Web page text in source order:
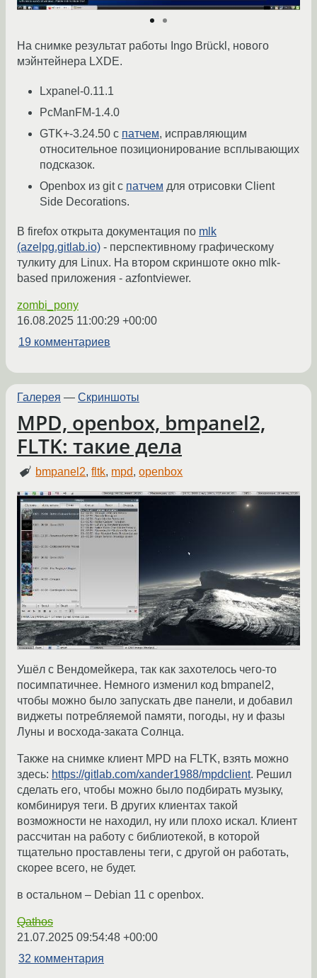
На снимке результат работы Ingo Brückl, нового
мэйнтейнера LXDE.
Lxpanel-0.11.1
PcManFM-1.4.0
GTK+-3.24.50 с патчем, исправляющим
относительное позиционирование всплывающих
подсказок.
Openbox из git с патчем для отрисовки Client
Side Decorations.
В firefox открыта документация по mlk
(azelpg.gitlab.io) - перспективному графическому
тулкиту для Linux. На втором скриншоте окно mlk-
based приложения - azfontviewer.
zombi_pony
16.08.2025 11:00:29 +00:00
19 комментариев
Галерея — Скриншоты
MPD, openbox, bmpanel2,
FLTK: такие дела
bmpanel2,fltk, mpd,openbox
Ушёл с Вендомейкера, так как захотелось чего-то
посимпатичнее. Немного изменил код bmpanel2,
чтобы можно было запускать две панели, и добавил
виджеты потребляемой памяти, погоды, ну и фазы
Луны и восхода-заката Солнца.
Также на снимке клиент MPD на FLTK, взять можно
здесь: https://gitlab.com/xander1988/mpdclient. Решил
сделать его, чтобы можно было подбирать музыку,
комбинируя теги. В других клиентах такой
возможности не находил, ну или плохо искал. Клиент
рассчитан на работу с библиотекой, в которой
тщательно проставлены теги, с другой он работать,
скорее всего, не будет.
в остальном – Debian 11 с openbox.
Qathos
21.07.2025 09:54:48 +00:00
32 комментария